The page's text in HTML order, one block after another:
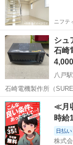
ニフテ
シュ
石崎
八戸駅
石崎電機製作所（
のヒーター切り替えに
煙やにおいを抑えるフィル
2007年製 場所→...
青森 八戸市 八
≪月
時給
日払い
株式